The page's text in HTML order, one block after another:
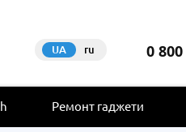
UA ru 0 800
Ремонт гаджети